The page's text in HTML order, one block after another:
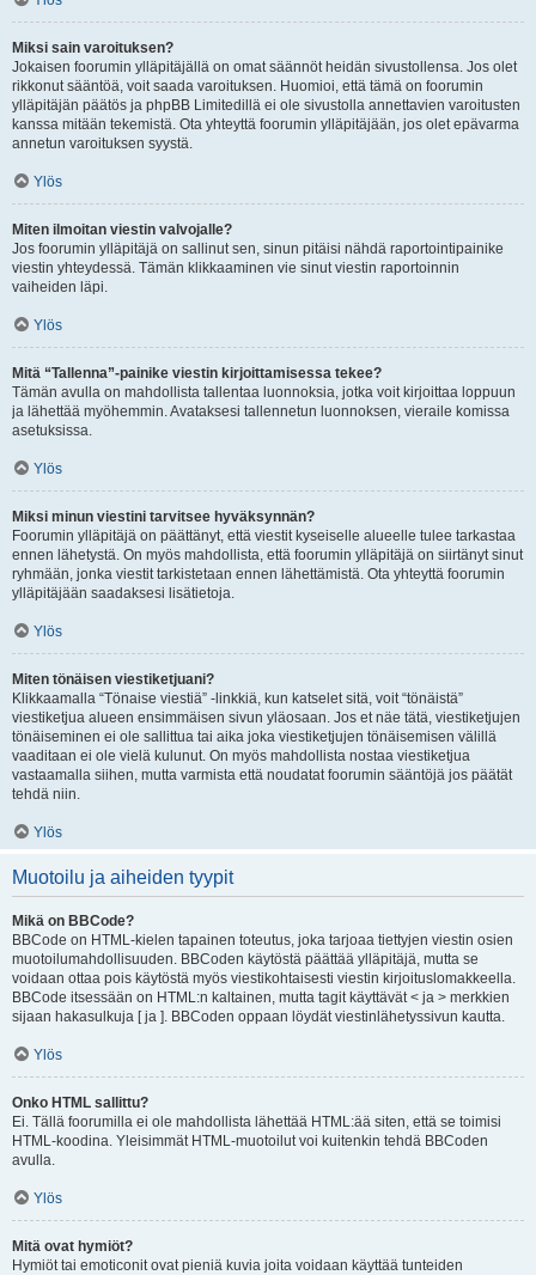
Miksi sain varoituksen?
Jokaisen foorumin ylläpitäjällä on omat säännöt heidän sivustollensa. Jos olet
rikkonut sääntöä, voit saada varoituksen. Huomioi, että tämä on foorumin
ylläpitäjän päätös ja phpBB Limitedillä ei ole sivustolla annettavien varoitusten
kanssa mitään tekemistä. Ota yhteyttä foorumin ylläpitäjään, jos olet epävarma
annetun varoituksen syystä.
Ylös
Miten ilmoitan viestin valvojalle?
Jos foorumin ylläpitäjä on sallinut sen, sinun pitäisi nähdä raportointipainike
viestin yhteydessä. Tämän klikkaaminen vie sinut viestin raportoinnin
vaiheiden läpi.
Ylös
Mitä “Tallenna”-painike viestin kirjoittamisessa tekee?
Tämän avulla on mahdollista tallentaa luonnoksia, jotka voit kirjoittaa loppuun
ja lähettää myöhemmin. Avataksesi tallennetun luonnoksen, vieraile komissa
asetuksissa.
Ylös
Miksi minun viestini tarvitsee hyväksynnän?
Foorumin ylläpitäjä on päättänyt, että viestit kyseiselle alueelle tulee tarkastaa
ennen lähetystä. On myös mahdollista, että foorumin ylläpitäjä on siirtänyt sinut
ryhmään, jonka viestit tarkistetaan ennen lähettämistä. Ota yhteyttä foorumin
ylläpitäjään saadaksesi lisätietoja.
Ylös
Miten tönäisen viestiketjuani?
Klikkaamalla “Tönaise viestiä” -linkkiä, kun katselet sitä, voit “tönäistä”
viestiketjua alueen ensimmäisen sivun yläosaan. Jos et näe tätä, viestiketjujen
tönäiseminen ei ole sallittua tai aika joka viestiketjujen tönäisemisen välillä
vaaditaan ei ole vielä kulunut. On myös mahdollista nostaa viestiketjua
vastaamalla siihen, mutta varmista että noudatat foorumin sääntöjä jos päätät
tehdä niin.
Ylös
Muotoilu ja aiheiden tyypit
Mikä on BBCode?
BBCode on HTML-kielen tapainen toteutus, joka tarjoaa tiettyjen viestin osien
muotoilumahdollisuuden. BBCoden käytöstä päättää ylläpitäjä, mutta se
voidaan ottaa pois käytöstä myös viestikohtaisesti viestin kirjoituslomakkeella.
BBCode itsessään on HTML:n kaltainen, mutta tagit käyttävät < ja > merkkien
sijaan hakasulkuja [ ja ]. BBCoden oppaan löydät viestinlähetyssivun kautta.
Ylös
Onko HTML sallittu?
Ei. Tällä foorumilla ei ole mahdollista lähettää HTML:ää siten, että se toimisi
HTML-koodina. Yleisimmät HTML-muotoilut voi kuitenkin tehdä BBCoden
avulla.
Ylös
Mitä ovat hymiöt?
Hymiöt tai emoticonit ovat pieniä kuvia joita voidaan käyttää tunteiden